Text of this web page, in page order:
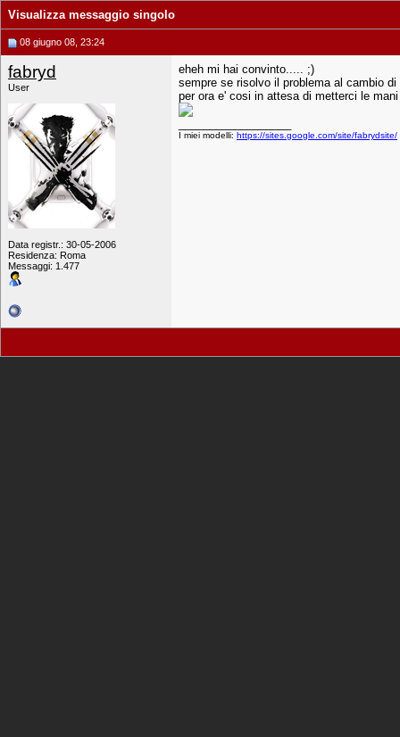
Visualizza messaggio singolo
08 giugno 08, 23:24
fabryd
User
Data registr.: 30-05-2006
Residenza: Roma
Messaggi: 1.477
eheh mi hai convinto..... ;)
sempre se risolvo il problema al cambio
per ora e' cosi in attesa di metterci le mani
I miei modelli: https://sites.google.com/site/fabrydsite/